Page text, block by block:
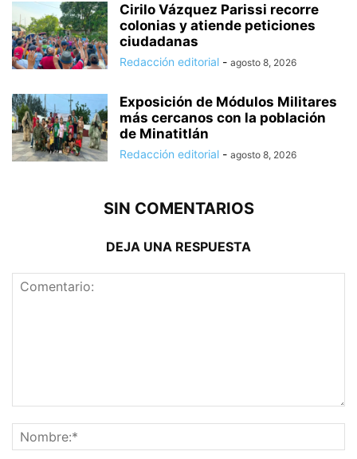
Cirilo Vázquez Parissi recorre
colonias y atiende peticiones
ciudadanas
Redacción editorial - agosto 8, 2026
Exposición de Módulos Militares
más cercanos con la población
de Minatitlán
Redacción editorial - agosto 8, 2026
SIN COMENTARIOS
DEJA UNA RESPUESTA